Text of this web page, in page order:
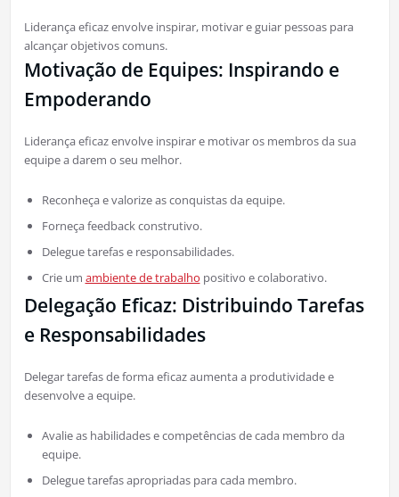
Liderança eficaz envolve inspirar, motivar e guiar pessoas para
alcançar objetivos comuns.
Motivação de Equipes: Inspirando e
Empoderando
Liderança eficaz envolve inspirar e motivar os membros da sua
equipe a darem o seu melhor.
Reconheça e valorize as conquistas da equipe.
Forneça feedback construtivo.
Delegue tarefas e responsabilidades.
Crie um ambiente de trabalho positivo e colaborativo.
Delegação Eficaz: Distribuindo Tarefas
e Responsabilidades
Delegar tarefas de forma eficaz aumenta a produtividade e
desenvolve a equipe.
Avalie as habilidades e competências de cada membro da
equipe.
Delegue tarefas apropriadas para cada membro.